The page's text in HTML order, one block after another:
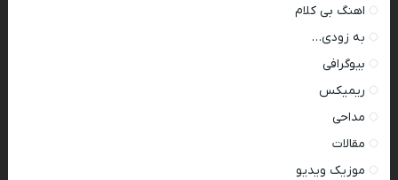
اهنگ بی کلام
به زودی…
بیوگرافی
ریمیکس
مداحی
مقالات
موزیک ویدیو